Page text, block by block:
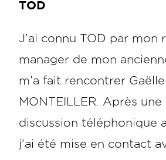
TOD
J’ai connu TOD par mon
manager de mon
m’a fait rencontrer Gaëlle
MONTEILLER. Après
discussion téléphonique
j’ai été mise en contact